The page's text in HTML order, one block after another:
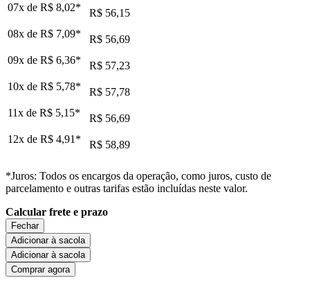
07x de R$ 8,02*
R$ 56,15
08x de R$ 7,09*
R$ 56,69
09x de R$ 6,36*
R$ 57,23
10x de R$ 5,78*
R$ 57,78
11x de R$ 5,15*
R$ 56,69
12x de R$ 4,91 * R$ 58,89
*Juros: Todos os encargos da operação, como juros, custo de
parcelamento e outras tarifas estão incluídas neste valor.
Calcular frete e prazo
Fechar
Adicionar à sacola
Adicionar à sacola
Comprar agora